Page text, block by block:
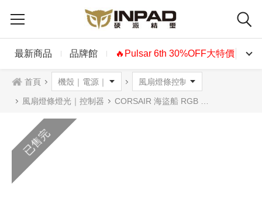
最新商品 品牌館 🔥Pulsar 6th 30%OFF大特價🔥
首頁
風扇燈條燈光｜控制器 CORSAIR 海盜船 RGB LED PRO 燈條包
已售完